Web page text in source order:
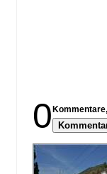
0 Kommentare,